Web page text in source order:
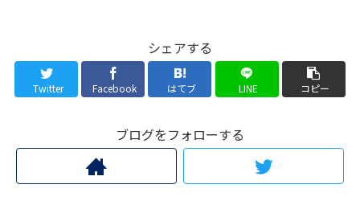
シェアする
Twitter Facebook はてブ LINE コピー
ブログをフォローする